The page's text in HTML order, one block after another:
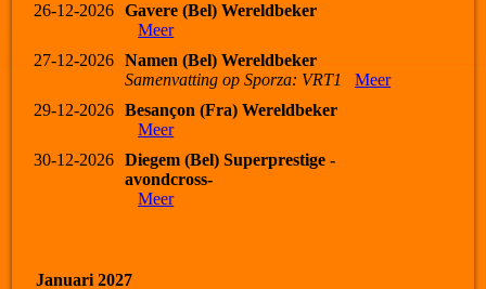
26-12-2026
Gavere (Bel) Wereldbeker
Meer
27-12-2026
Namen (Bel) Wereldbeker
Samenvatting op Sporza: VRT1
Meer
29-12-2026
Besançon (Fra) Wereldbeker
Meer
30-12-2026
Diegem (Bel) Superprestige -
avondcross-
Meer
Januari 2027